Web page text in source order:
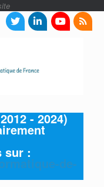
- 2024)
sur :
de-